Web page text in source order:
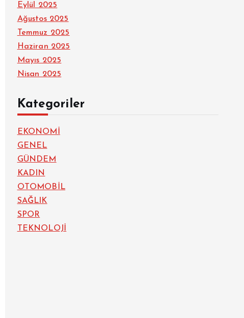
Eylül 2025
Ağustos 2025
Temmuz 2025
Haziran 2025
Mayıs 2025
Nisan 2025
Kategoriler
EKONOMİ
GENEL
GÜNDEM
KADIN
OTOMOBİL
SAĞLIK
SPOR
TEKNOLOJİ